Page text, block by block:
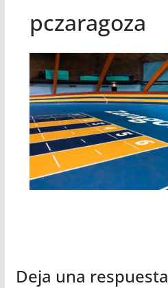
pczaragoza
Deja una respuesta